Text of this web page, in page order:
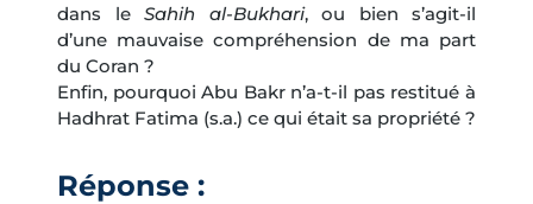
dans le Sahih al-Bukhari, ou bien s’agit-il
d’une mauvaise compréhension de ma part
du Coran ?
Enfin, pourquoi Abu Bakr n’a-t-il pas restitué à
Hadhrat Fatima (s.a.) ce qui était sa propriété ?
Réponse :